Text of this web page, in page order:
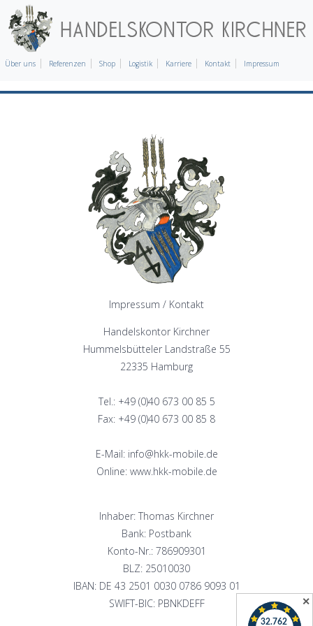
Über uns Referenzen Shop Logistik Karriere Kontakt Impressum
Impressum / Kontakt
Handelskontor Kirchner
Hummelsbütteler Landstraße 55
22335 Hamburg
Tel.: +49 (0)40 673 00 85 5
Fax: +49 (0)40 673 00 85 8
E-Mail: info@hkk-mobile.de
Online: www.hkk-mobile.de
Inhaber: Thomas Kirchner
Bank: Postbank
Konto-Nr.: 786909301
BLZ: 25010030
IBAN: DE 43 2501 0030 0786 9093 01
SWIFT-BIC: PBNKDEFF
✕